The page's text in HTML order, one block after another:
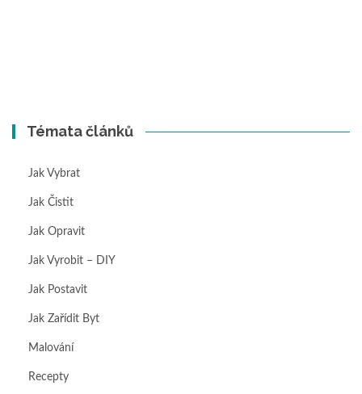
Témata článků
Jak Vybrat
Jak Čistit
Jak Opravit
Jak Vyrobit – DIY
Jak Postavit
Jak Zařídit Byt
Malování
Recepty